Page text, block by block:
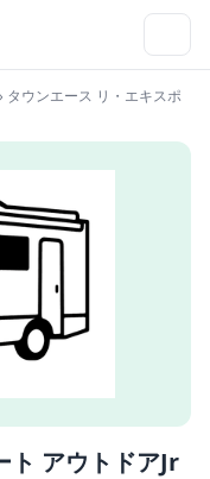
› タウンエース リ・エキスポ
ト アウトドアJr